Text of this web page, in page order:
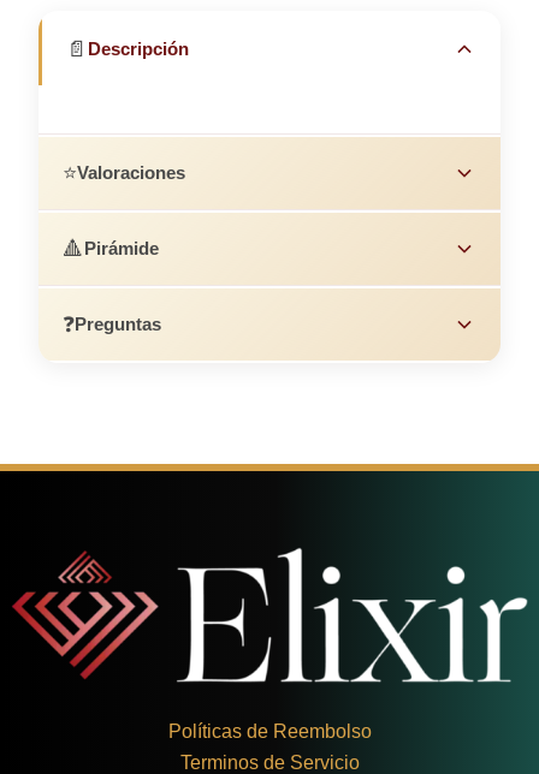
📄 Descripción
⭐Valoraciones
🔺Pirámide
❓Preguntas
Políticas de Reembolso
Terminos de Servicio